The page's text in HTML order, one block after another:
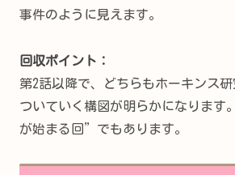
事件のように見えます。
回収ポイント：
第2話以降で、どちらもホーキンス
ついていく構図が明らかになります
が始まる回”でもあります。